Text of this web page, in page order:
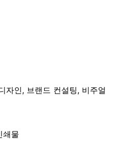
자인, 브랜드 컨설팅, 비주얼
쇄물